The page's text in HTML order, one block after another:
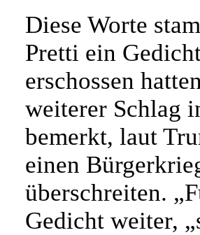
Diese Worte
Pretti ein
erschossen
weiterer Schlag
bemerkt, laut
einen
überschreiten.
Gedicht weiter,